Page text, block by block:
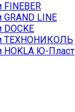
LINE
ТЕХНОНИКОЛЬ
Ю-Пласт